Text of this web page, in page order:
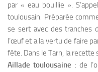
par « eau bouillie ».
toulousain. Préparée
se sert avec des tranches
l’œuf et a la vertu de faire
fête. Dans le Tarn, la recette
Aillade toulousaine : de